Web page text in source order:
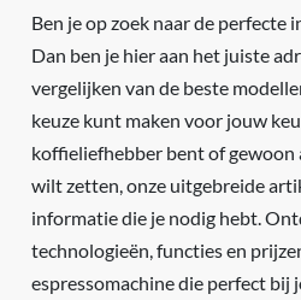
Ben je op zoek naar de perfecte
Dan ben je hier aan het juiste
vergelijken van de beste
keuze kunt maken voor jouw
koffieliefhebber bent of gewoon
wilt zetten, onze uitgebreide
informatie die je nodig hebt.
technologieën, functies en
espressomachine die perfect bij